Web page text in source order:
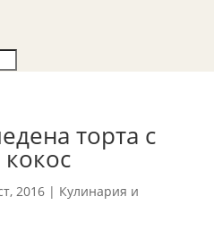
торта с
2016| Кулинария и